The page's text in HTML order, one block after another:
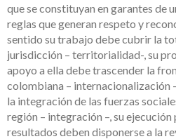
que se constituyan en garantes de
reglas que generan respeto y
sentido su trabajo debe cubrir la
jurisdicción – territorialidad-, su
apoyo a ella debe trascender la
colombiana – internacionalización
la integración de las fuerzas
región – integración –, su ejecución
resultados deben disponerse a la